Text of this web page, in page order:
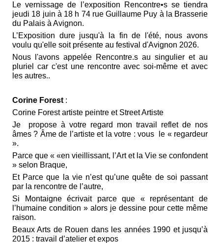
Le vernissage de l’exposition Rencontre•s se tiendra
jeudi 18 juin à 18 h 74 rue Guillaume Puy à la Brasserie
du Palais à Avignon.
L’Exposition dure jusqu'à la fin de l'été, nous avons
voulu qu'elle soit présente au festival d'Avignon 2026.
Nous l'avons appelée Rencontre.s au singulier et au
pluriel car c'est une rencontre avec soi-même et avec
les autres..
Corine Forest :
Corine Forest artiste peintre et Street Artiste
Je propose à votre regard mon travail reflet de nos
âmes ? Âme de l’artiste et la votre : vous le « regardeur
».
Parce que « «en vieillissant, l’Art et la Vie se confondent
» selon Braque,
Et Parce que la vie n’est qu’une quête de soi passant
par la rencontre de l’autre,
Si Montaigne écrivait parce que « représentant de
l’humaine condition » alors je dessine pour cette même
raison.
Beaux Arts de Rouen dans les années 1990 et jusqu’à
2015 : travail d’atelier et expos